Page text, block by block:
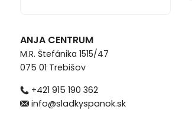
ANJA CENTRUM
M.R. Štefánika 1515/47
075 01 Trebišov
+421 915 190 362
info@sladkyspanok.sk